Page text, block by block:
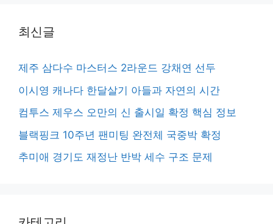
최신글
제주 삼다수 마스터스 2라운드 강채연 선두
이시영 캐나다 한달살기 아들과 자연의 시간
컴투스 제우스 오만의 신 출시일 확정 핵심 정보
블랙핑크 10주년 팬미팅 완전체 국중박 확정
추미애 경기도 재정난 반박 세수 구조 문제